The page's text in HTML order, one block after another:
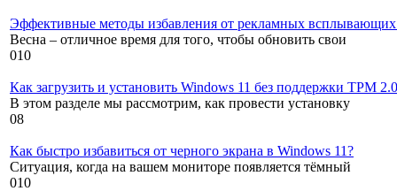
Эффективные методы избавления от рекламных
Весна – отличное время для того, чтобы обновить свои
010
Как загрузить и установить Windows 11 без поддержки TPM
В этом разделе мы рассмотрим, как провести установку
08
Как быстро избавиться от черного экрана в Windows 11?
Ситуация, когда на вашем мониторе появляется тёмный
010